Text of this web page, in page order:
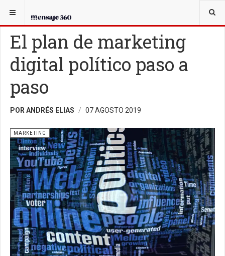
USTED ESTÁ AQUÍ:
El plan de marketing
digital político paso a
paso
POR ANDRÉS ELIAS 07 AGOSTO 2019
MARKETING